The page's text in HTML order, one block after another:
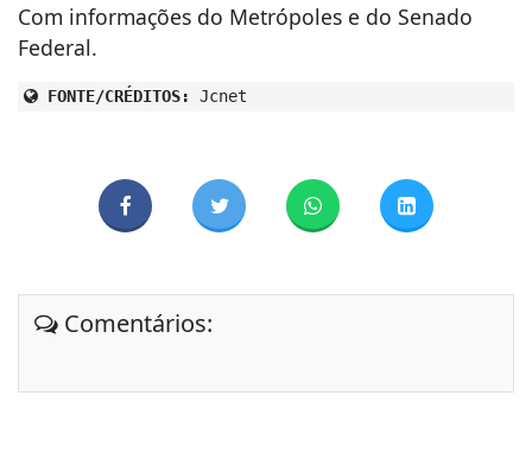
Com informações do Metrópoles e do Senado
Federal.
FONTE/CRÉDITOS: Jcnet
Comentários: